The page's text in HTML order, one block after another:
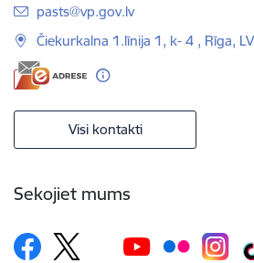
E-pasts:
pasts@vp.gov.lv
Čiekurkalna 1.līnija 1, k- 4 , Rīga,
Visi kontakti
Sekojiet mums